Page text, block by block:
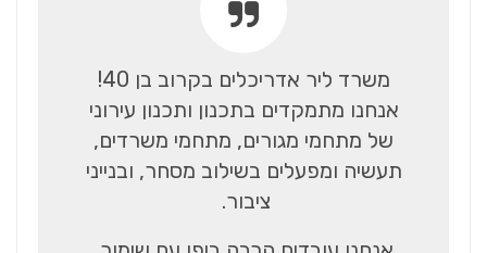
משרד ליר אדריכלים בקרוב בן 40!
אנחנו מתמקדים בתכנון ותכנון עירוני
של מתחמי מגורים, מתחמי משרדים,
תעשיה ומפעלים בשילוב מסחר, ובנייני
ציבור.